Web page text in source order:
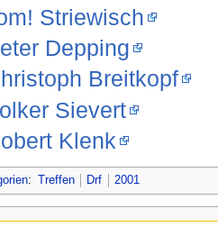
Striewisch
Depping
Breitkopf
Sievert
Klenk
: Treffen Drf 2001